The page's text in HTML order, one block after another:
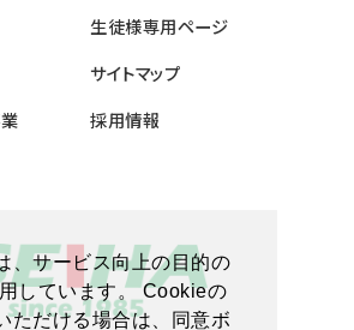
、サービス向上の目的の
しています。 Cookieの
ただける場合は、同意ボ
生徒様専用ページ
サイトマップ
採用情報